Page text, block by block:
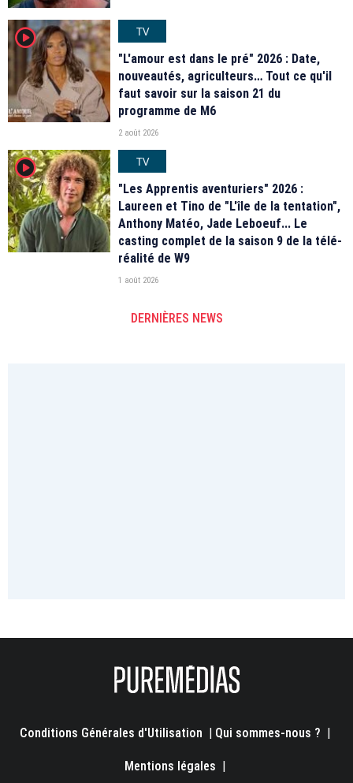
player2
TV
"L'amour est dans le pré" 2026 : Date,
nouveautés, agriculteurs… Tout ce qu'il
faut savoir sur la saison 21 du
programme de M6
2 août 2026
player2
TV
"Les Apprentis aventuriers" 2026 :
Laureen et Tino de "L'île de la tentation",
Anthony Matéo, Jade Leboeuf... Le
casting complet de la saison 9 de la télé-
réalité de W9
1 août 2026
DERNIÈRES NEWS
Conditions Générales d'Utilisation | Qui sommes-nous ? |
Mentions légales |